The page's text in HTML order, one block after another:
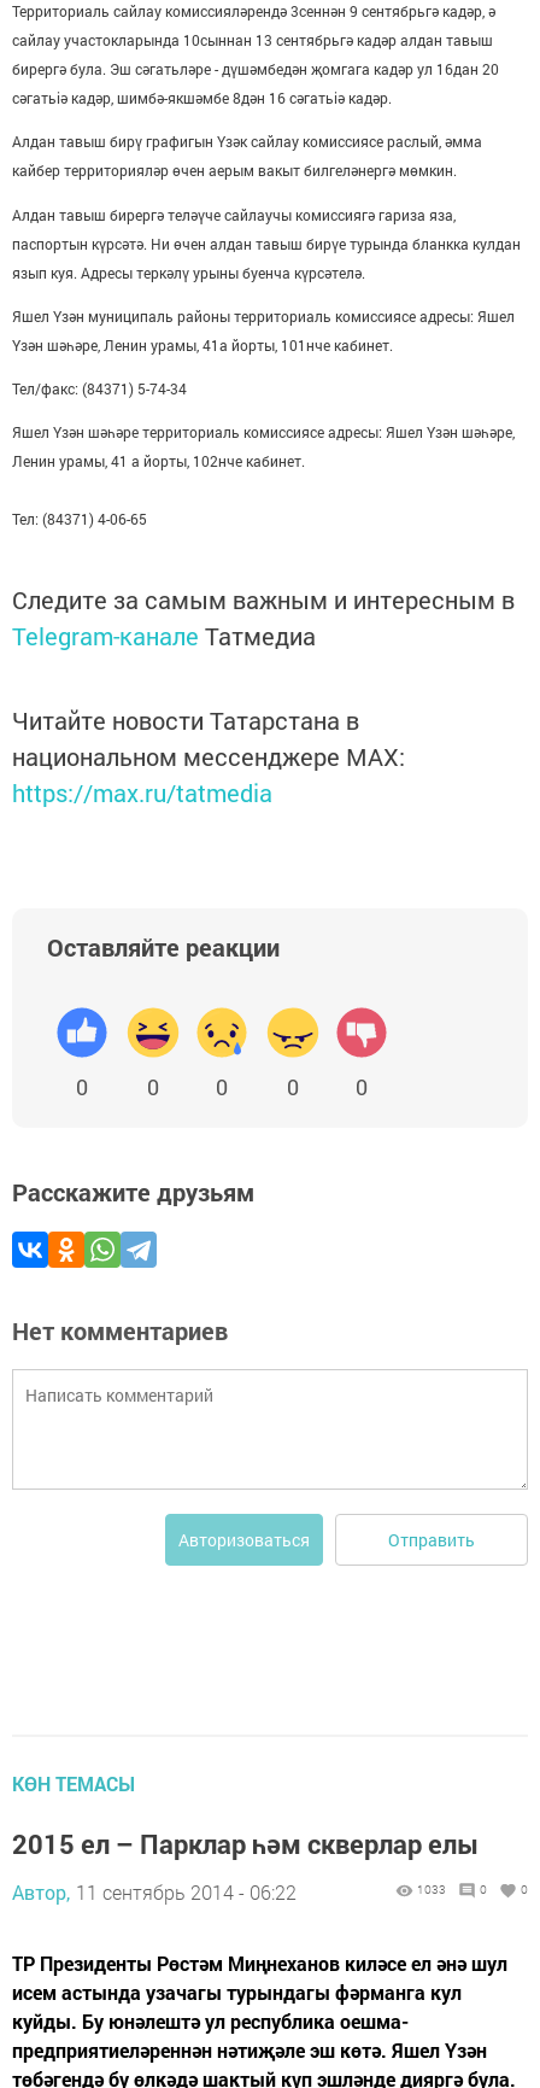
Территориаль сайлау комиссияләрендә 3сеннән 9 сентябрьгә кадәр, ә
сайлау участокларында 10сыннан 13 сентябрьгә кадәр алдан тавыш
бирергә була. Эш сәгатьләре - дүшәмбедән җомгага кадәр ул 16дан 20
сәгатьіә кадәр, шимбә-якшәмбе 8дән 16 сәгатьіә кадәр.
Алдан тавыш бирү графигын Үзәк сайлау комиссиясе раслый, әмма
кайбер территорияләр өчен аерым вакыт билгеләнергә мөмкин.
Алдан тавыш бирергә теләүче сайлаучы комиссиягә гариза яза,
паспортын күрсәтә. Ни өчен алдан тавыш бирүе турында бланкка кулдан
язып куя. Адресы теркәлү урыны буенча күрсәтелә.
Яшел Үзән муниципаль районы территориаль комиссиясе адресы: Яшел
Үзән шәһәре, Ленин урамы, 41а йорты, 101нче кабинет.
Тел/факс: (84371) 5-74-34
Яшел Үзән шәһәре территориаль комиссиясе адресы: Яшел Үзән шәһәре,
Ленин урамы, 41 а йорты, 102нче кабинет.
Тел: (84371) 4-06-65
Следите за самым важным и интересным в
Telegram-канале Татмедиа
Читайте новости Татарстана в
национальном мессенджере MАХ:
https://max.ru/tatmedia
Оставляйте реакции
0 0 0 0 0
Расскажите друзьям
Нет комментариев
Авторизоваться Отправить
КӨН ТЕМАСЫ
2015 ел – Парклар һәм скверлар елы
Автор, 11 сентябрь 2014 - 06:22 1033 0 0
ТР Президенты Рөстәм Миңнеханов киләсе ел әнә шул
исем астында узачагы турындагы фәрманга кул
куйды. Бу юнәлештә ул республика оешма-
предприятиеләреннән нәтиҗәле эш көтә. Яшел Үзән
төбәгендә бу өлкәдә шактый күп эшләнде дияргә була.